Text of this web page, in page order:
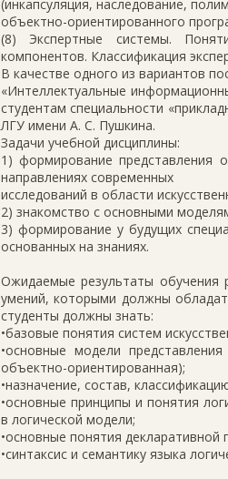
(инкапсуляция, наследование,
объектно-ориентированного
(8) Экспертные системы.
компонентов. Классификация
В качестве одного из вариантов
«Интеллектуальные
студентам специальности
ЛГУ имени А. С. Пушкина.
Задачи учебной дисциплины:
1) формирование представления
направлениях современных
исследований в области
2) знакомство с основными
3) формирование у будущих
основанных на знаниях.
Ожидаемые результаты обучения
умений, которыми должны
студенты должны знать:
•базовые понятия систем
•основные модели
объектно-ориентированная);
•назначение, состав,
•основные принципы и понятия
в логической модели;
•основные понятия
•синтаксис и семантику языка